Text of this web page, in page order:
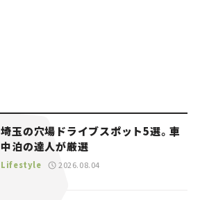
埼玉の穴場ドライブスポット5選。車
中泊の達人が厳選
Lifestyle 2026.08.04